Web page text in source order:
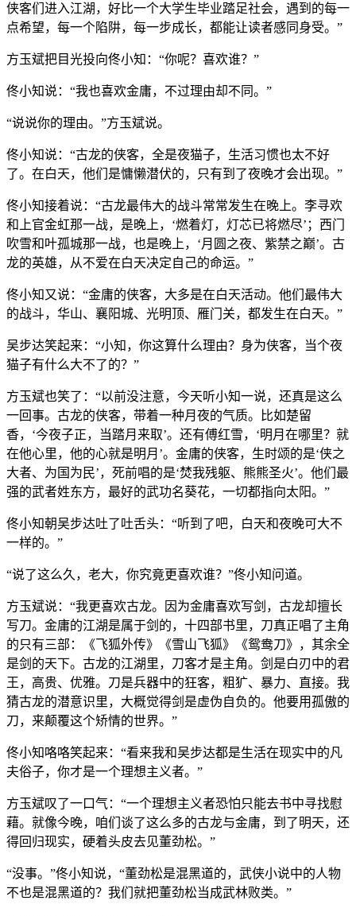
侠客们进入江湖，好比一个大学生毕业踏足社会，遇到的每一
点希望，每一个陷阱，每一步成长，都能让读者感同身受。”
方玉斌把目光投向佟小知：“你呢？喜欢谁？”
佟小知说：“我也喜欢金庸，不过理由却不同。”
“说说你的理由。”方玉斌说。
佟小知说：“古龙的侠客，全是夜猫子，生活习惯也太不好
了。在白天，他们是慵懒潜伏的，只有到了夜晚才会出现。”
佟小知接着说：“古龙最伟大的战斗常常发生在晚上。李寻欢
和上官金虹那一战，是晚上，‘燃着灯，灯芯已将燃尽’；西门
吹雪和叶孤城那一战，也是晚上，‘月圆之夜、紫禁之巅’。古
龙的英雄，从不爱在白天决定自己的命运。”
佟小知又说：“金庸的侠客，大多是在白天活动。他们最伟大
的战斗，华山、襄阳城、光明顶、雁门关，都发生在白天。”
吴步达笑起来：“小知，你这算什么理由？身为侠客，当个夜
猫子有什么大不了的？”
方玉斌也笑了：“以前没注意，今天听小知一说，还真是这么
一回事。古龙的侠客，带着一种月夜的气质。比如楚留
香，‘今夜子正，当踏月来取’。还有傅红雪，‘明月在哪里？就
在他心里，他的心就是明月’。金庸的侠客，生时颂的是‘侠之
大者、为国为民’，死前唱的是‘焚我残躯、熊熊圣火’。他们最
强的武者姓东方，最好的武功名葵花，一切都指向太阳。”
佟小知朝吴步达吐了吐舌头：“听到了吧，白天和夜晚可大不
一样的。”
“说了这么久，老大，你究竟更喜欢谁？”佟小知问道。
方玉斌说：“我更喜欢古龙。因为金庸喜欢写剑，古龙却擅长
写刀。金庸的江湖是属于剑的，十四部书里，刀真正唱了主角
的只有三部：《飞狐外传》《雪山飞狐》《鸳鸯刀》，其余全
是剑的天下。古龙的江湖里，刀客才是主角。剑是白刃中的君
王，高贵、优雅。刀是兵器中的狂客，粗犷、暴力、直接。我
猜古龙的潜意识里，大概觉得剑是虚伪自负的。他要用孤傲的
刀，来颠覆这个矫情的世界。”
佟小知咯咯笑起来：“看来我和吴步达都是生活在现实中的凡
夫俗子，你才是一个理想主义者。”
方玉斌叹了一口气：“一个理想主义者恐怕只能去书中寻找慰
藉。就像今晚，咱们谈了这么多的古龙与金庸，到了明天，还
得回归现实，硬着头皮去见董劲松。”
“没事。”佟小知说，“董劲松是混黑道的，武侠小说中的人物
不也是混黑道的？我们就把董劲松当成武林败类。”